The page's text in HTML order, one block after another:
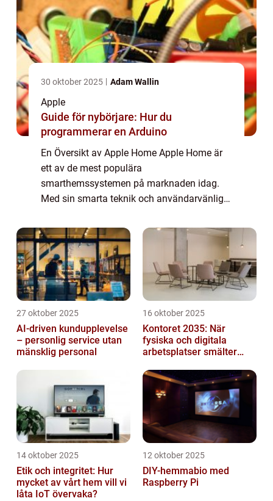
30 oktober 2025 Adam Wallin
Apple
Guide för nybörjare: Hur du
programmerar en Arduino
En Översikt av Apple Home Apple Home är
ett av de mest populära
smarthemssystemen på marknaden idag.
Med sin smarta teknik och användarvänliga
mångas vardag. I denna artikel kommer vi
att ge en grundlig över...
27 oktober 2025
AI-driven kundupplevelse
– personlig service utan
mänsklig personal
16 oktober 2025
Kontoret 2035: När
fysiska och digitala
arbetsplatser smälter
14 oktober 2025
Etik och integritet: Hur
mycket av vårt hem vill vi
låta IoT övervaka?
12 oktober 2025
DIY-hemmabio med
Raspberry Pi